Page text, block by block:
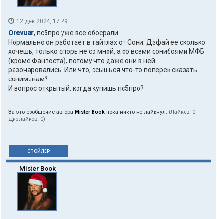
12 дек 2024, 17:29
Orevuar, пс5про уже все обосрали.
Нормально он работает в тайтлах от Сони. Дэфай ее сколько
хочешь, только спорь не со мной, а со всеми сонибоями МФБ
(кроме Фанлоста), потому что даже они в ней
разочаровались. Или что, ссышься что-то поперек сказать
сонимэнам?
И вопрос открытый: когда купишь пс5про?
За это сообщение автора Mister Book пока никто не лайкнул. (Лайков: 0 ·
Дизлайков: 0)
СПОЙЛЕР
Mister Book